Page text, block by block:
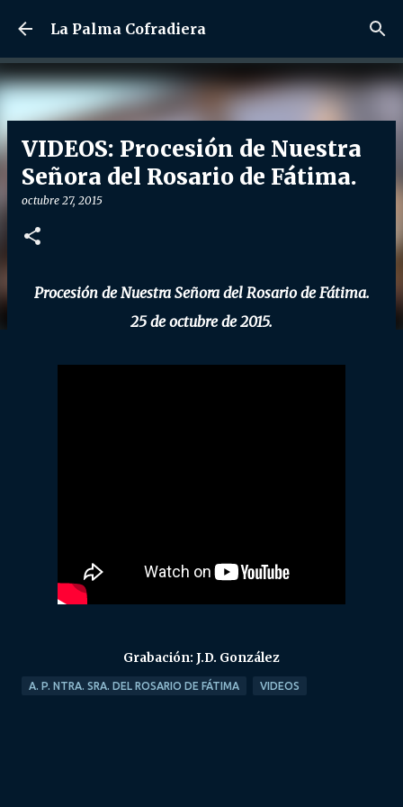
Ir al contenido principal
La Palma Cofradiera
VIDEOS: Procesión de Nuestra
Señora del Rosario de Fátima.
octubre 27, 2015
Procesión de Nuestra Señora del Rosario de Fátima.
25 de octubre de 2015.
Grabación: J.D. González
A. P. NTRA. SRA. DEL ROSARIO DE FÁTIMA VIDEOS